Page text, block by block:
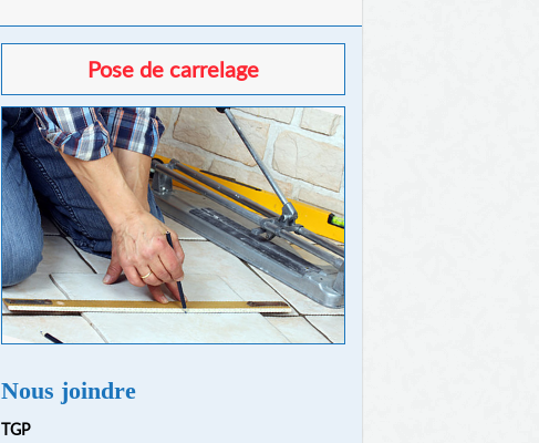
Pose de carrelage
Nous joindre
TGP